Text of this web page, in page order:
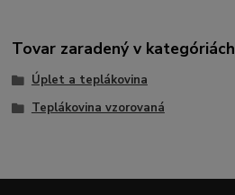
Tovar zaradený v kategóriách
Úplet a teplákovina
Teplákovina vzorovaná